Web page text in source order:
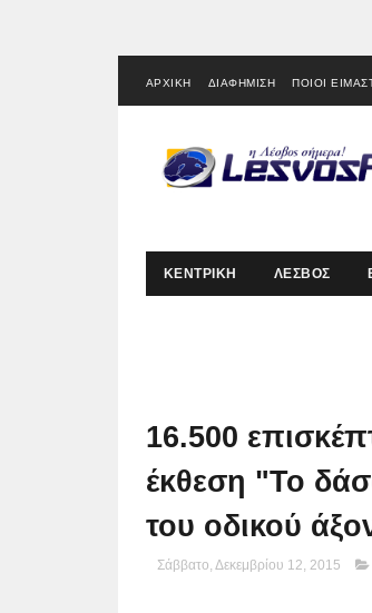
ΑΡΧΙΚΗ ΔΙΑΦΗΜΙΣΗ ΠΟΙΟΙ
ΚΕΝΤΡΙΚΗ ΛΕΣΒΟΣ
16.500
έκθεση "Το
του οδικού
Σάββατο, Δεκεμβρίου 12, 2015